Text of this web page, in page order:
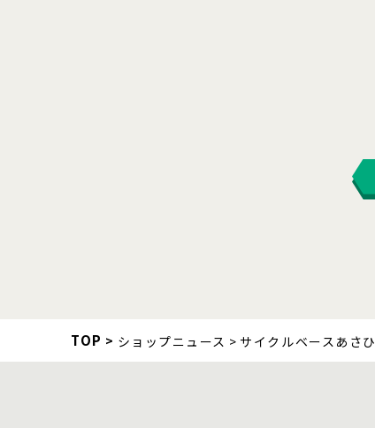
TOP ショップニュース サイクルベースあさひ